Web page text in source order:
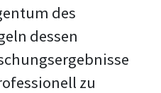
des
dessen
zu